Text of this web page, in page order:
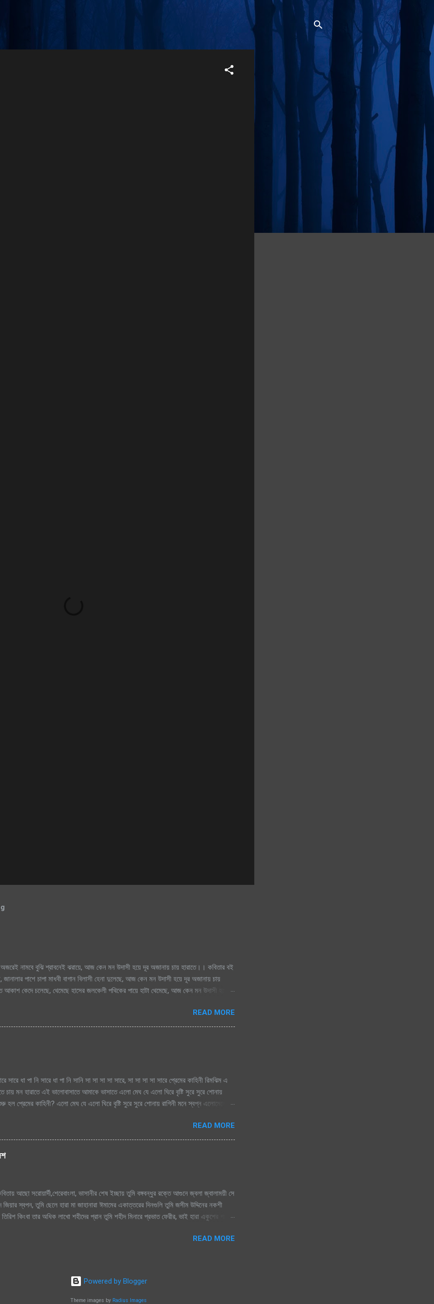
নামবে বুঝি শ্রাবনেই ঝরায়ে, আজ কেন মন উদাসী হয়ে দূর অজানায় চায় হারাতে।। কবিতার বই
পাশে চাপা মাধবী বাগান বিলাসী হেনা দুলেছে, আজ কেন মন উদাসী হয়ে দূর অজানায় চায়
কেদে চলেছে, থেমেছে হাসের জলকেলী পথিকের পায়ে হাটা থেমেছে, আজ কেন মন উদাসী হয়ে
READ MORE
সারে ধা পা নি সারে ধা পা নি সানি সা সা সা সা সারে, সা সা সা সা সারে প্রেমের কাহিনী রিমঝিম এ
চায় মন হারাতে এই ভালোবাসাতে আমাকে ভাসাতে এলো মেঘ যে এলো ঘিরে বৃষ্টি সুরে সুরে শোনায়
প্রেমের কাহিনী? এলো মেঘ যে এলো ঘিরে বৃষ্টি সুরে সুরে শোনায় রাগিনী মনে স্বপ্ন এলোমেলো
যে দেখেছি শ্রাবণে জাগেনি তো এত আশা, ভালোবাসা এ মনে সে বৃষ্টি ভেজা পায়ে সামনে এলে
শূন্য মনে জাগে প্রেমের কাহিনী সে বৃষ্টি ভেজা পায়ে সামনে এলে হায়, ফোটে কামিনী আজ ভিজতে
রিমঝিম এ ধারাতে চায় মন হারাতে রিমঝিম এ ধারাতে চায় মন হারাতে শ্রাবণের বুকে প্রেম কবিতা যে
শ্রাবণের বুকে প্রেম কবিতা যে লিখে যায় হৃদয়ের মরু পথে জলছবি থেকে যায় জানি সেই তো
READ MORE
আছো সরোয়ার্দী,শেরেবাংলা, ভাসানীর শেষ ইচ্ছায় তুমি বঙ্গবন্ধুর রক্তে আগুনে জ্বলা জ্বালাময়ী সে
জিয়ার স্বপন, তুমি ছেলে হারা মা জাহানারা ঈমামের একাত্তরের দিনগুলি তুমি জসীম উদ্দিনের নকশী
কিংবা তার অধিক লাখো শহীদের প্রান তুমি শহীদ মিনারে প্রভাত ফেরীর, ভাই হারা একুশের গান।
তুমি কবি নজরুলের বিদ্রোহী কবিতা উন্নত মম্ শীর তুমি রক্তের কালিতে লেখা নাম, সাত শ্রেষ্ট
সোনার বাংলা, আমি তোমায় ভালোবাসি, জ...
READ MORE
Powered by Blogger
Theme images by Radius Images